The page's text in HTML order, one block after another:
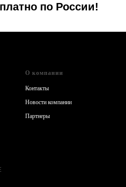
по России!
О компании
Контакты
Новости компании
Партнеры